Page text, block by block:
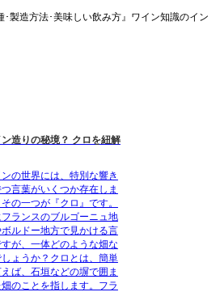
製造方法･美味しい飲み方』ワイン知識のイン
ン造りの秘境？ クロを紐解
ンの世界には、特別な響き
つ言葉がいくつか存在しま
の一つが『クロ』です。
フランスのブルゴーニュ地
ルドー地方で見かける言
が、一体どのような畑な
ょうか？クロとは、簡単
えば、石垣などの塀で囲ま
のことを指します。フラ